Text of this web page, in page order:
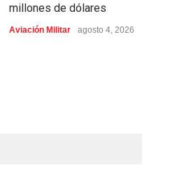
millones de dólares
Aviación Militar agosto 4, 2026